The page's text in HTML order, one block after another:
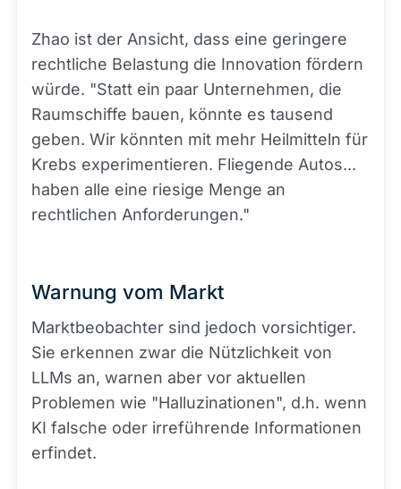
Zhao ist der Ansicht, dass eine geringere
rechtliche Belastung die Innovation fördern
würde. "Statt ein paar Unternehmen, die
Raumschiffe bauen, könnte es tausend
geben. Wir könnten mit mehr Heilmitteln für
Krebs experimentieren. Fliegende Autos...
haben alle eine riesige Menge an
rechtlichen Anforderungen."
Warnung vom Markt
Marktbeobachter sind jedoch vorsichtiger.
Sie erkennen zwar die Nützlichkeit von
LLMs an, warnen aber vor aktuellen
Problemen wie "Halluzinationen", d.h. wenn
KI falsche oder irreführende Informationen
erfindet.